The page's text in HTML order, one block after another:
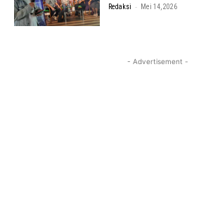
Redaksi - Mei 14, 2026
- Advertisement -